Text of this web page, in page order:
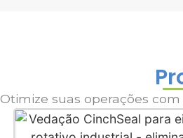
Otimize suas operações